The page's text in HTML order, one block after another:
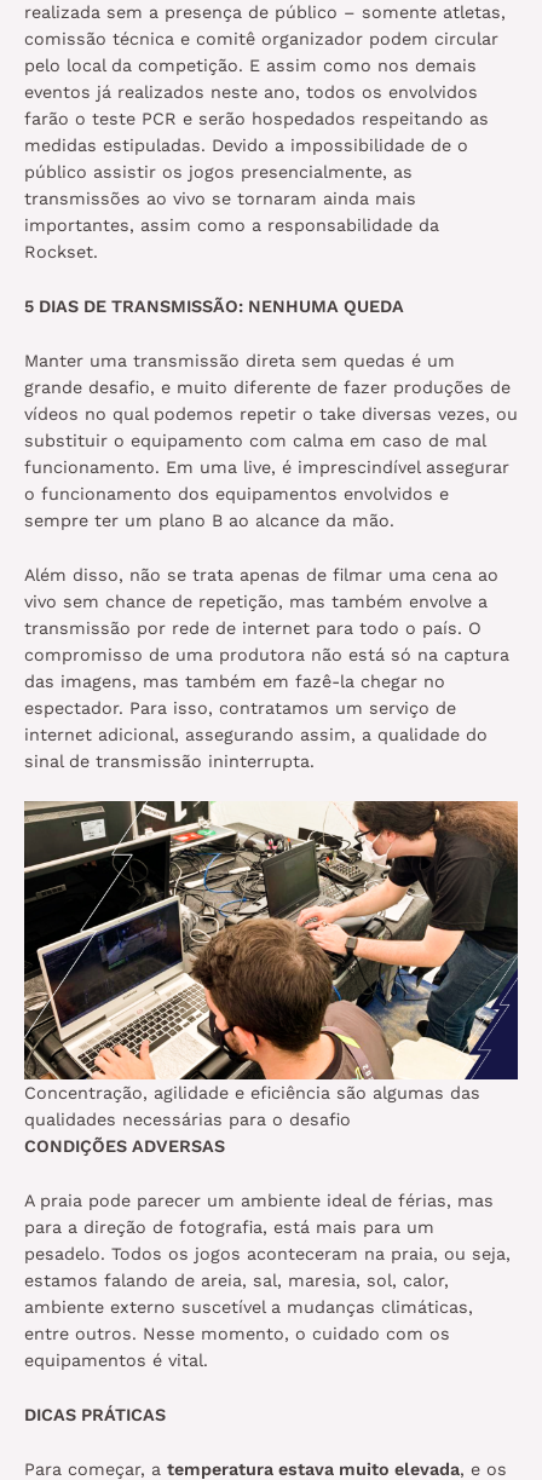
realizada sem a presença de público – somente atletas,
comissão técnica e comitê organizador podem circular
pelo local da competição. E assim como nos demais
eventos já realizados neste ano, todos os envolvidos
farão o teste PCR e serão hospedados respeitando as
medidas estipuladas. Devido a impossibilidade de o
público assistir os jogos presencialmente, as
transmissões ao vivo se tornaram ainda mais
importantes, assim como a responsabilidade da
Rockset.
5 DIAS DE TRANSMISSÃO: NENHUMA QUEDA
Manter uma transmissão direta sem quedas é um
grande desafio, e muito diferente de fazer produções de
vídeos no qual podemos repetir o take diversas vezes, ou
substituir o equipamento com calma em caso de mal
funcionamento. Em uma live, é imprescindível assegurar
o funcionamento dos equipamentos envolvidos e
sempre ter um plano B ao alcance da mão.
Além disso, não se trata apenas de filmar uma cena ao
vivo sem chance de repetição, mas também envolve a
transmissão por rede de internet para todo o país. O
compromisso de uma produtora não está só na captura
das imagens, mas também em fazê-la chegar no
espectador. Para isso, contratamos um serviço de
internet adicional, assegurando assim, a qualidade do
sinal de transmissão ininterrupta.
Concentração, agilidade e eficiência são algumas das
qualidades necessárias para o desafio
CONDIÇÕES ADVERSAS
A praia pode parecer um ambiente ideal de férias, mas
para a direção de fotografia, está mais para um
pesadelo. Todos os jogos aconteceram na praia, ou seja,
estamos falando de areia, sal, maresia, sol, calor,
ambiente externo suscetível a mudanças climáticas,
entre outros. Nesse momento, o cuidado com os
equipamentos é vital.
DICAS PRÁTICAS
Para começar, a temperatura estava muito elevada, e os